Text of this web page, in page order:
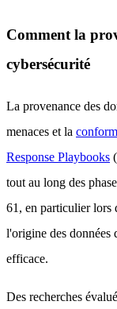
Comment la
cybersécurité
La provenance des
menaces et la
Response Playbooks
tout au long des
61, en particulier lors
l'origine des données
efficace.
Des recherches